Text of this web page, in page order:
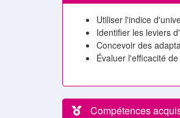
Utiliser l'indice
Identifier les leviers
Concevoir des
Évaluer l'efficacité
Compétences